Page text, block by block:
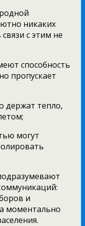
никаких
с этим не
способность
пропускает
держат тепло,
могут
и
моментально